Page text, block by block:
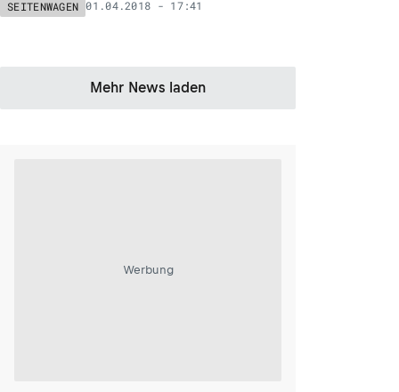
SEITENWAGEN 01.04.2018 - 17:41
Mehr News laden
Werbung